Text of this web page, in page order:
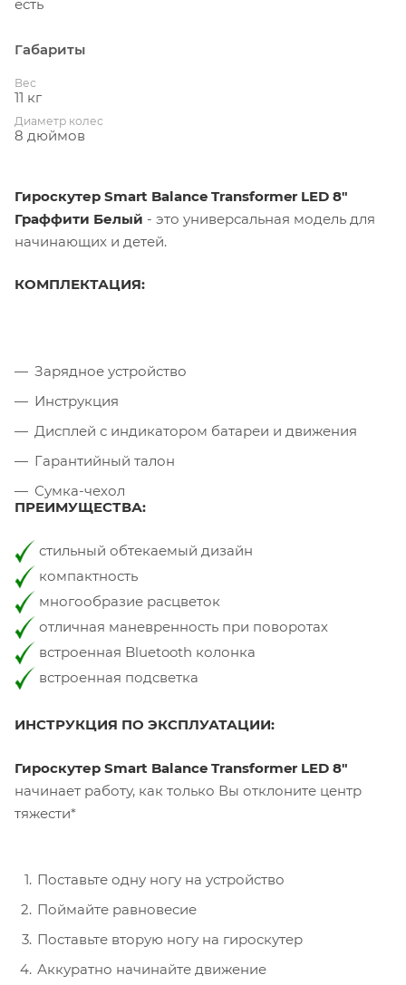
есть
Габариты
Вес
11 кг
Диаметр колес
8 дюймов
Гироскутер Smart Balance Transformer LED 8"
Граффити Белый - это универсальная модель для
начинающих и детей.
КОМПЛЕКТАЦИЯ:
Зарядное устройство
Инструкция
Дисплей с индикатором батареи и движения
Гарантийный талон
Сумка-чехол
ПРЕИМУЩЕСТВА:
стильный обтекаемый дизайн
компактность
многообразие расцветок
отличная маневренность при поворотах
встроенная Bluetooth колонка
встроенная подсветка
ИНСТРУКЦИЯ ПО ЭКСПЛУАТАЦИИ:
Гироскутер Smart Balance Transformer LED 8"
начинает работу, как только Вы отклоните центр
тяжести*
Поставьте одну ногу на устройство
Поймайте равновесие
Поставьте вторую ногу на гироскутер
Аккуратно начинайте движение